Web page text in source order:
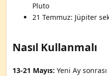
Pluto
21 Temmuz: Jüpiter
Nasıl Kullanmalı
13-21 Mayıs: Yeni Ay